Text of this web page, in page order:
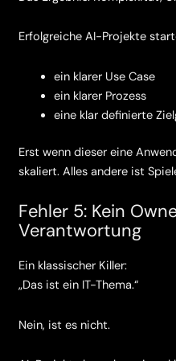
Erfolgreiche AI-Projekte
ein klarer Use Case
ein klarer Prozess
eine klar definierte
Erst wenn dieser eine
skaliert. Alles andere ist
Fehler 5: Kein
Verantwortung
Ein klassischer Killer:
„Das ist ein IT-Thema.“
Nein, ist es nicht.